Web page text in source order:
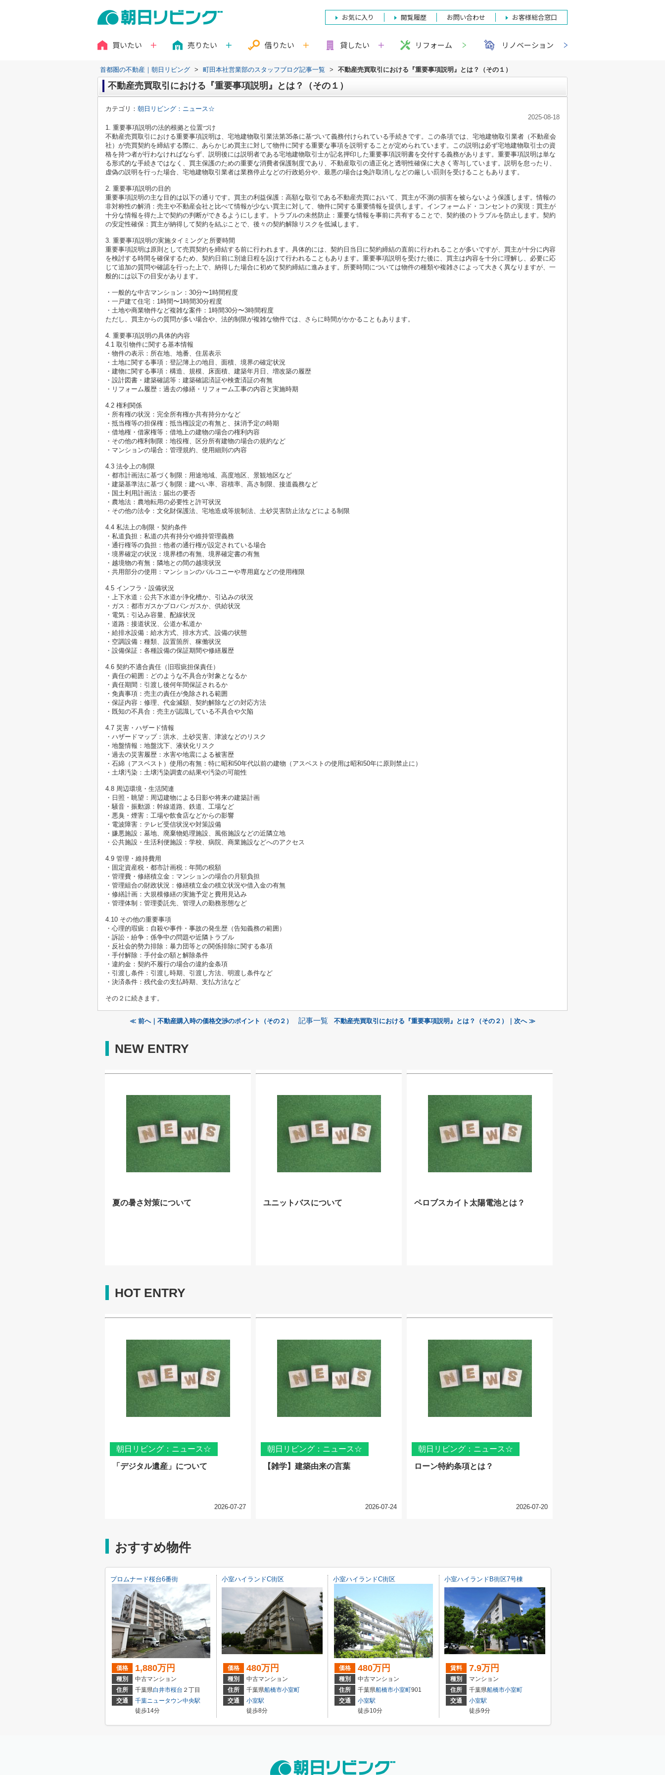
お気に入り 閲覧履歴 お問い合わせ お客様総合窓口
買いたい 売りたい 借りたい 貸したい リフォーム リノベーション
首都圏の不動産｜朝日リビング > 町田本社営業部のスタッフブログ記事一覧 > 不動産売買取引における『重要事項説明』とは？（その１）
不動産売買取引における『重要事項説明』とは？（その１）
カテゴリ： 朝日リビング：ニュース☆
2025-08-18
1. 重要事項説明の法的根拠と位置づけ
不動産売買取引における重要事項説明は、宅地建物取引業法第35条に基づいて義務付けられている手続きです。この条項では、宅地建物取引業者（不動産会
社）が売買契約を締結する際に、あらかじめ買主に対して物件に関する重要な事項を説明することが定められています。この説明は必ず宅地建物取引士の資
格を持つ者が行わなければならず、説明後には説明者である宅地建物取引士が記名押印した重要事項説明書を交付する義務があります。重要事項説明は単な
る形式的な手続きではなく、買主保護のための重要な消費者保護制度であり、不動産取引の適正化と透明性確保に大きく寄与しています。説明を怠ったり、
虚偽の説明を行った場合、宅地建物取引業者は業務停止などの行政処分や、最悪の場合は免許取消しなどの厳しい罰則を受けることもあります。
2. 重要事項説明の目的
重要事項説明の主な目的は以下の通りです。買主の利益保護：高額な取引である不動産売買において、買主が不測の損害を被らないよう保護します。情報の
非対称性の解消：売主や不動産会社と比べて情報が少ない買主に対して、物件に関する重要情報を提供します。インフォームド・コンセントの実現：買主が
十分な情報を得た上で契約の判断ができるようにします。トラブルの未然防止：重要な情報を事前に共有することで、契約後のトラブルを防止します。契約
の安定性確保：買主が納得して契約を結ぶことで、後々の契約解除リスクを低減します。
3. 重要事項説明の実施タイミングと所要時間
重要事項説明は原則として売買契約を締結する前に行われます。具体的には、契約日当日に契約締結の直前に行われることが多いですが、買主が十分に内容
を検討する時間を確保するため、契約日前に別途日程を設けて行われることもあります。重要事項説明を受けた後に、買主は内容を十分に理解し、必要に応
じて追加の質問や確認を行った上で、納得した場合に初めて契約締結に進みます。所要時間については物件の種類や複雑さによって大きく異なりますが、一
般的には以下の目安があります。
・一般的な中古マンション：30分〜1時間程度
・一戸建て住宅：1時間〜1時間30分程度
・土地や商業物件など複雑な案件：1時間30分〜3時間程度
ただし、買主からの質問が多い場合や、法的制限が複雑な物件では、さらに時間がかかることもあります。
4. 重要事項説明の具体的内容
4.1 取引物件に関する基本情報
・物件の表示：所在地、地番、住居表示
・土地に関する事項：登記簿上の地目、面積、境界の確定状況
・建物に関する事項：構造、規模、床面積、建築年月日、増改築の履歴
・設計図書・建築確認等：建築確認済証や検査済証の有無
・リフォーム履歴：過去の修繕・リフォーム工事の内容と実施時期
4.2 権利関係
・所有権の状況：完全所有権か共有持分かなど
・抵当権等の担保権：抵当権設定の有無と、抹消予定の時期
・借地権・借家権等：借地上の建物の場合の権利内容
・その他の権利制限：地役権、区分所有建物の場合の規約など
・マンションの場合：管理規約、使用細則の内容
4.3 法令上の制限
・都市計画法に基づく制限：用途地域、高度地区、景観地区など
・建築基準法に基づく制限：建ぺい率、容積率、高さ制限、接道義務など
・国土利用計画法：届出の要否
・農地法：農地転用の必要性と許可状況
・その他の法令：文化財保護法、宅地造成等規制法、土砂災害防止法などによる制限
4.4 私法上の制限・契約条件
・私道負担：私道の共有持分や維持管理義務
・通行権等の負担：他者の通行権が設定されている場合
・境界確定の状況：境界標の有無、境界確定書の有無
・越境物の有無：隣地との間の越境状況
・共用部分の使用：マンションのバルコニーや専用庭などの使用権限
4.5 インフラ・設備状況
・上下水道：公共下水道か浄化槽か、引込みの状況
・ガス：都市ガスかプロパンガスか、供給状況
・電気：引込み容量、配線状況
・道路：接道状況、公道か私道か
・給排水設備：給水方式、排水方式、設備の状態
・空調設備：種類、設置箇所、稼働状況
・設備保証：各種設備の保証期間や修繕履歴
4.6 契約不適合責任（旧瑕疵担保責任）
・責任の範囲：どのような不具合が対象となるか
・責任期間：引渡し後何年間保証されるか
・免責事項：売主の責任が免除される範囲
・保証内容：修理、代金減額、契約解除などの対応方法
・既知の不具合：売主が認識している不具合や欠陥
4.7 災害・ハザード情報
・ハザードマップ：洪水、土砂災害、津波などのリスク
・地盤情報：地盤沈下、液状化リスク
・過去の災害履歴：水害や地震による被害歴
・石綿（アスベスト）使用の有無：特に昭和50年代以前の建物（アスベストの使用は昭和50年に原則禁止に）
・土壌汚染：土壌汚染調査の結果や汚染の可能性
4.8 周辺環境・生活関連
・日照・眺望：周辺建物による日影や将来の建築計画
・騒音・振動源：幹線道路、鉄道、工場など
・悪臭・煙害：工場や飲食店などからの影響
・電波障害：テレビ受信状況や対策設備
・嫌悪施設：墓地、廃棄物処理施設、風俗施設などの近隣立地
・公共施設・生活利便施設：学校、病院、商業施設などへのアクセス
4.9 管理・維持費用
・固定資産税・都市計画税：年間の税額
・管理費・修繕積立金：マンションの場合の月額負担
・管理組合の財政状況：修繕積立金の積立状況や借入金の有無
・修繕計画：大規模修繕の実施予定と費用見込み
・管理体制：管理委託先、管理人の勤務形態など
4.10 その他の重要事項
・心理的瑕疵：自殺や事件・事故の発生歴（告知義務の範囲）
・訴訟・紛争：係争中の問題や近隣トラブル
・反社会的勢力排除：暴力団等との関係排除に関する条項
・手付解除：手付金の額と解除条件
・違約金：契約不履行の場合の違約金条項
・引渡し条件：引渡し時期、引渡し方法、明渡し条件など
・決済条件：残代金の支払時期、支払方法など
その２に続きます。
≪ 前へ｜不動産購入時の価格交渉のポイント（その２） 記事一覧 不動産売買取引における『重要事項説明』とは？（その２）｜次へ ≫
NEW ENTRY
夏の暑さ対策について ユニットバスについて ペロブスカイト太陽電池とは？
HOT ENTRY
朝日リビング：ニュース☆
「デジタル遺産」について
2026-07-27
朝日リビング：ニュース☆
【雑学】建築由来の言葉
2026-07-24
朝日リビング：ニュース☆
ローン特約条項とは？
2026-07-20
おすすめ物件
プロムナード桜台6番街
価格 1,880万円
種別
中古マンション
住所
千葉県白井市桜台 ２丁目
交通
千葉ニュータウン中央駅
徒歩14分
小室ハイランドC街区
価格 480万円
種別
中古マンション
住所
千葉県船橋市小室町
交通
小室駅
徒歩8分
小室ハイランドC街区
価格 480万円
種別
中古マンション
住所
千葉県船橋市小室町901
交通
小室駅
徒歩10分
小室ハイランドB街区7号棟
賃料 7.9万円
種別
マンション
住所
千葉県船橋市小室町
交通
小室駅
徒歩9分